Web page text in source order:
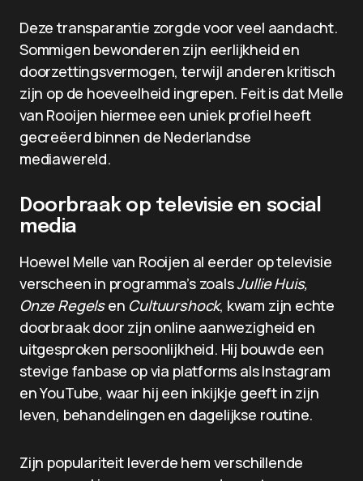
Deze transparantie zorgde voor veel aandacht.
Sommigen bewonderen zijn eerlijkheid en
doorzettingsvermogen, terwijl anderen kritisch
zijn op de hoeveelheid ingrepen. Feit is dat Melle
van Rooijen hiermee een uniek profiel heeft
gecreëerd binnen de Nederlandse
mediawereld.
Doorbraak op televisie en social
media
Hoewel Melle van Rooijen al eerder op televisie
verscheen in programma’s zoalsJullie Huis,
Onze Regelsen Cultuurshock, kwam zijn echte
doorbraak door zijn online aanwezigheid en
uitgesproken persoonlijkheid. Hij bouwde een
stevige fanbase op via platforms als Instagram
en YouTube, waar hij een inkijkje geeft in zijn
leven, behandelingen en dagelijkse routine.
Zijn populariteit leverde hem verschillende